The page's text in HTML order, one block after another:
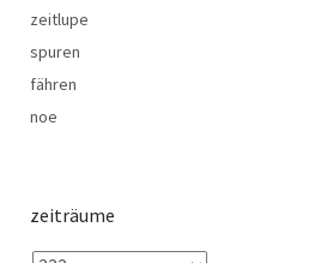
zeitlupe
spuren
fähren
noe
zeiträume